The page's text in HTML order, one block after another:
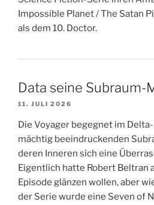
Impossible Planet / The Satan
als dem 10. Doctor.
Data seine Subraum-
11. JULI 2026
Die Voyager begegnet im
mächtig beeindruckenden
deren Inneren sich eine
Eigentlich hatte Robert Beltran
Episode glänzen wollen, aber
der Serie wurde eine Seven of